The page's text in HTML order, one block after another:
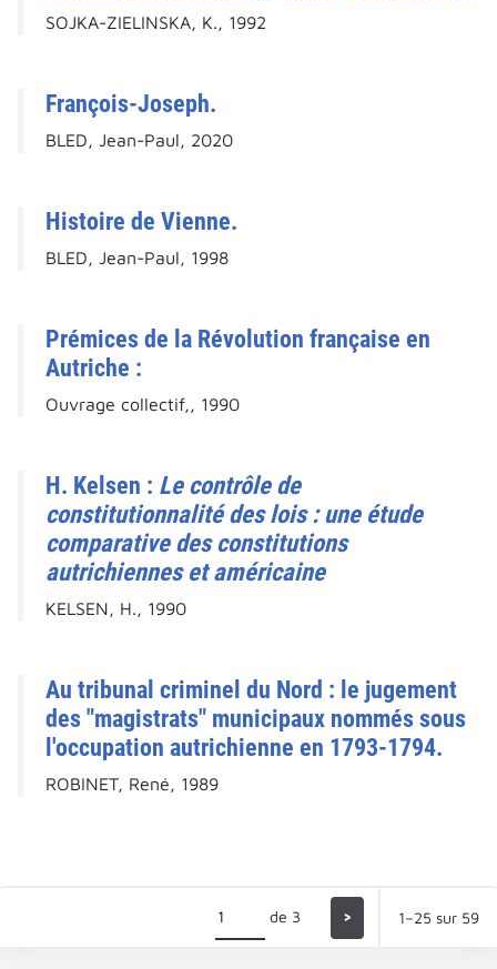
SOJKA-ZIELINSKA, K., 1992
François-Joseph.
BLED, Jean-Paul, 2020
Histoire de Vienne.
BLED, Jean-Paul, 1998
Prémices de la Révolution française en
Autriche :
Ouvrage collectif,, 1990
H. Kelsen : Le contrôle de
constitutionnalité des lois : une étude
comparative des constitutions
autrichiennes et américaine
KELSEN, H., 1990
Au tribunal criminel du Nord : le jugement
des "magistrats" municipaux nommés sous
l'occupation autrichienne en 1793-1794.
ROBINET, René, 1989
de 3 > 1–25 sur 59